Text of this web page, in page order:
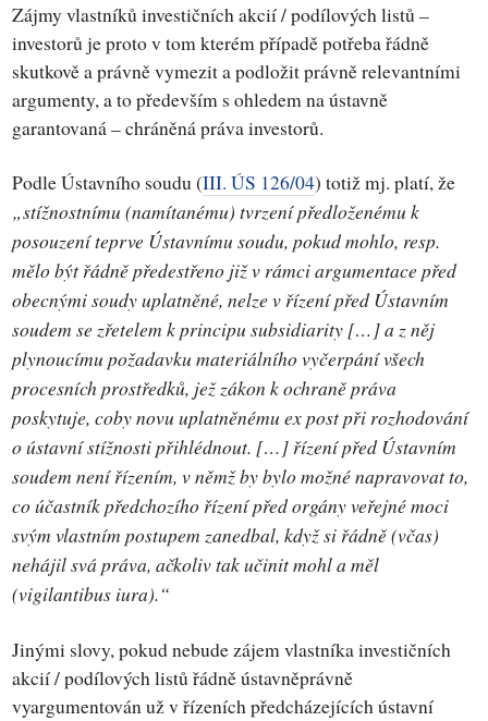
Zájmy vlastníků investičních akcií / podílových listů –
investorů je proto v tom kterém případě potřeba řádně
skutkově a právně vymezit a podložit právně relevantními
argumenty, a to především s ohledem na ústavně
garantovaná – chráněná práva investorů.
Podle Ústavního soudu (III. ÚS 126/04) totiž mj. platí, že
„stížnostnímu (namítanému) tvrzení předloženému k
posouzení teprve Ústavnímu soudu, pokud mohlo, resp.
mělo být řádně předestřeno již v rámci argumentace před
obecnými soudy uplatněné, nelze v řízení před Ústavním
soudem se zřetelem k principu subsidiarity […] a z něj
plynoucímu požadavku materiálního vyčerpání všech
procesních prostředků, jež zákon k ochraně práva
poskytuje, coby novu uplatněnému ex post při rozhodování
o ústavní stížnosti přihlédnout. […] řízení před Ústavním
soudem není řízením, v němž by bylo možné napravovat to,
co účastník předchozího řízení před orgány veřejné moci
svým vlastním postupem zanedbal, když si řádně (včas)
nehájil svá práva, ačkoliv tak učinit mohl a měl
(vigilantibus iura).“
Jinými slovy, pokud nebude zájem vlastníka investičních
akcií / podílových listů řádně ústavněprávně
vyargumentován už v řízeních předcházejících ústavní